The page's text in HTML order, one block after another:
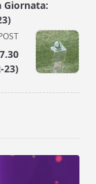
Giornata:
23)